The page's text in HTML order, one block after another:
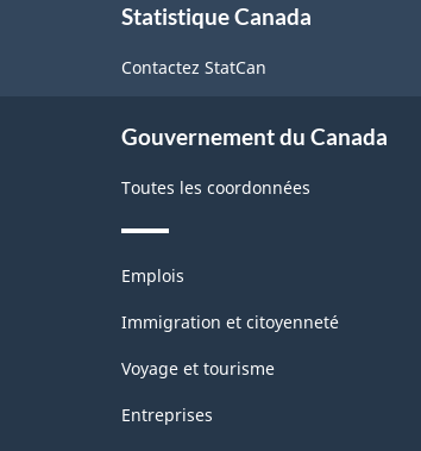
Indice
des
des
produits
industriels
(IPPI)
-
de
la
Statistique Canada
Contactez StatCan
Gouvernement du Canada
Toutes les coordonnées
Thèmes
sujets
Emplois
Immigration et citoyenneté
Voyage et tourisme
Entreprises